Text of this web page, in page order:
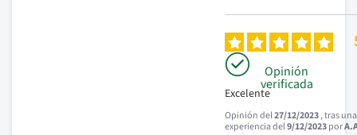
Opinión
verificada
Excelente
Opinión del27/12/2023, tras una
experiencia del9/12/2023por